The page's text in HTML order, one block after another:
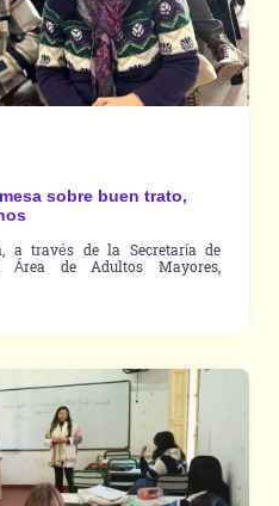
sobre buen trato,
a través de la Secretaría de
de Adultos Mayores,